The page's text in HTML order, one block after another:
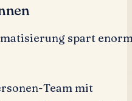
spart
Team mit